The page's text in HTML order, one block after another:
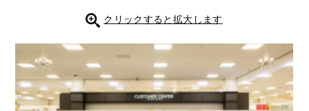
クリックすると拡大します